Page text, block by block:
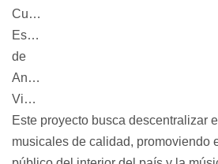
Cuatro
Estaciones
de
Antonio
Vivaldi.
Este proyecto busca descentralizar
musicales de calidad, promoviendo